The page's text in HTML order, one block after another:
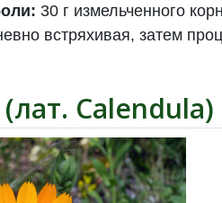
30 г измельченного
встряхивая, затем
Calendula)